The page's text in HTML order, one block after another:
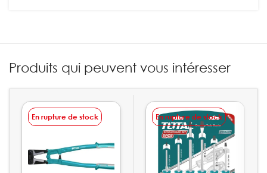
Produits qui peuvent vous intéresser
En rupture de stock En rupture de stock